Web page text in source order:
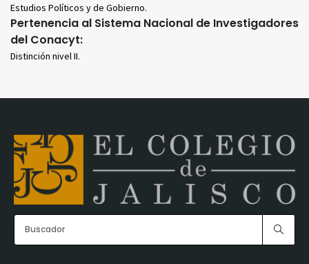
Estudios Políticos y de Gobierno.
Pertenencia al Sistema Nacional de Investigadores
del Conacyt:
Distinción nivel II.